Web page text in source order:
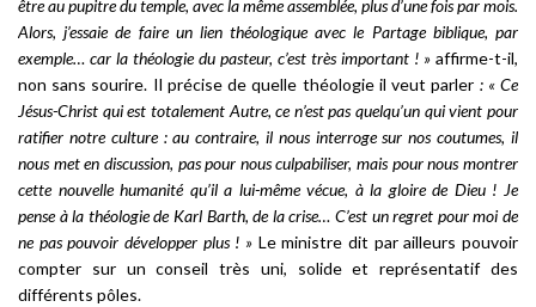
être au pupitre du temple, avec la même assemblée, plus d’une fois par mois.
Alors, j’essaie de faire un lien théologique avec le Partage biblique, par
exemple… car la théologie du pasteur, c’est très important ! » affirme-t-il,
non sans sourire. Il précise de quelle théologie il veut parler : « Ce
Jésus-Christ qui est totalement Autre, ce n’est pas quelqu’un qui vient pour
ratifier notre culture : au contraire, il nous interroge sur nos coutumes, il
nous met en discussion, pas pour nous culpabiliser, mais pour nous montrer
cette nouvelle humanité qu’il a lui-même vécue, à la gloire de Dieu ! Je
pense à la théologie de Karl Barth, de la crise… C’est un regret pour moi de
ne pas pouvoir développer plus ! » Le ministre dit par ailleurs pouvoir
compter sur un conseil très uni, solide et représentatif des
différents pôles.